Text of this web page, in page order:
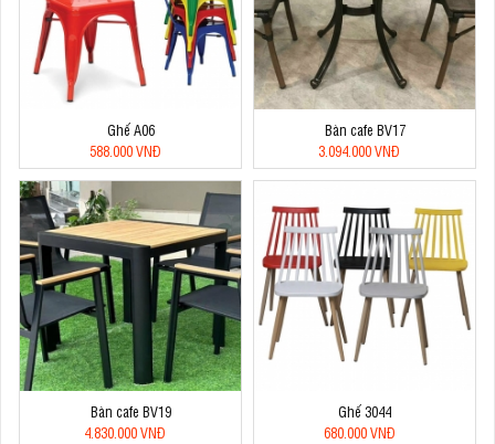
Ghế A06
588.000 VNĐ
Bàn cafe BV17
3.094.000 VNĐ
Bàn cafe BV19
4.830.000 VNĐ
Ghế 3044
680.000 VNĐ